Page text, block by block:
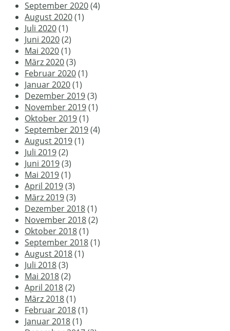
September 2020(4)
August 2020(1)
Juli 2020(1)
Juni 2020(2)
Mai 2020(1)
März 2020(3)
Februar 2020(1)
Januar 2020(1)
Dezember 2019(3)
November 2019(1)
Oktober 2019(1)
September 2019(4)
August 2019(1)
Juli 2019(2)
Juni 2019(3)
Mai 2019(1)
April 2019(3)
März 2019(3)
Dezember 2018(1)
November 2018(2)
Oktober 2018(1)
September 2018(1)
August 2018(1)
Juli 2018(3)
Mai 2018(2)
April 2018(2)
März 2018(1)
Februar 2018(1)
Januar 2018(1)